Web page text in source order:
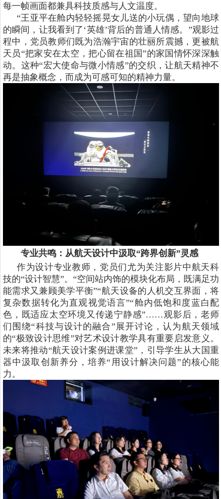
每一帧画面都兼具科技质感与人文温度。
“王亚平在舱内轻轻摇晃女儿送的小玩偶，望向地球
的瞬间，让我看到了‘英雄’背后的普通人情感。”观影过
程中，党员教师们既为浩瀚宇宙的壮丽所震撼，更被航
天员“把家安在太空，把心留在祖国”的家国情怀深深触
动。这种“宏大使命与微小情感”的交织，让航天精神不
再是抽象概念，而成为可感可知的精神力量。
专业共鸣：从航天设计中汲取“跨界创新”灵感
作为设计专业教师，党员们尤为关注影片中航天科
技的“设计智慧”。“空间站内饰的模块化布局，既满足功
能需求又兼顾美学平衡”“航天设备的人机交互界面，将
复杂数据转化为直观视觉语言”“舱内低饱和度蓝白配
色，既适应太空环境又传递宁静感”……观影后，老师
们围绕“科技与设计的融合”展开讨论，认为航天领域
的“极致设计思维”对艺术设计教学具有重要启发意义。
未来将推动“航天设计案例进课堂”，引导学生从大国重
器中汲取创新养分，培养“用设计解决问题”的核心能
力。